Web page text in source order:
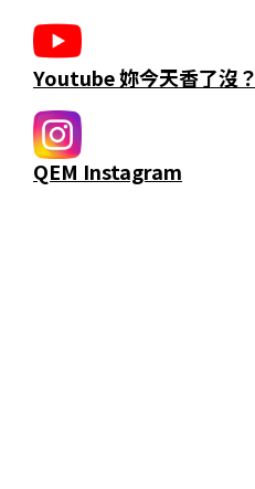
Youtube 妳今天香了沒？
QEM Instagram